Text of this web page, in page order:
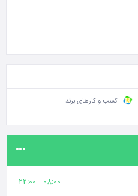
کسب و کارهای برند
08:00 - 22:00